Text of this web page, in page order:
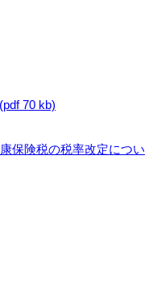
70 kb)
保険税の税率改定につい